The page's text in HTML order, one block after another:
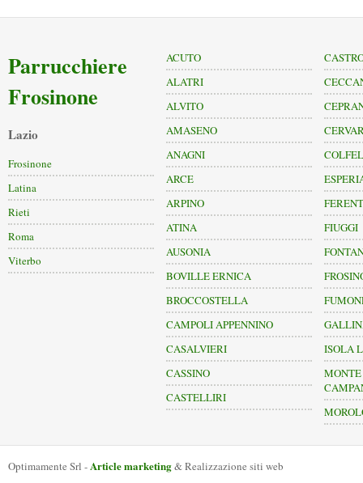
Parrucchiere
Frosinone
Lazio
Frosinone
Latina
Rieti
Roma
Viterbo
ACUTO
ALATRI
ALVITO
AMASENO
ANAGNI
ARCE
ARPINO
ATINA
AUSONIA
BOVILLE ERNICA
BROCCOSTELLA
CAMPOLI APPENNINO
CASALVIERI
CASSINO
CASTELLIRI
FIUGGI
ISOLA
MONTE
Optimamente Srl -Article marketing& Realizzazione siti web